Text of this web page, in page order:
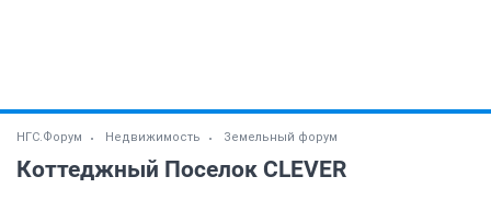
НГС.Форум Недвижимость Земельный форум
Коттеджный Поселок CLEVER